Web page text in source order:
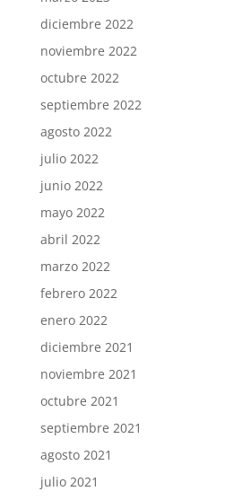
diciembre 2022
noviembre 2022
octubre 2022
septiembre 2022
agosto 2022
julio 2022
junio 2022
mayo 2022
abril 2022
marzo 2022
febrero 2022
enero 2022
diciembre 2021
noviembre 2021
octubre 2021
septiembre 2021
agosto 2021
julio 2021